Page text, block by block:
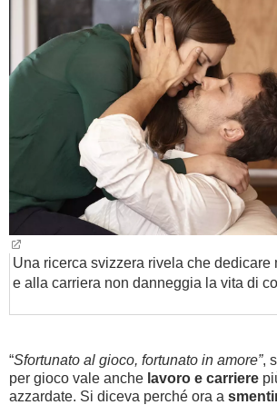
BAMBINO
DIETA
GUIDE
Una ricerca svizzera rivela che dedicare
e alla carriera non danneggia la vita di
“Sfortunato al gioco, fortunato in amore”,
per gioco vale anche lavoro e carriere
azzardate. Si diceva perché ora a